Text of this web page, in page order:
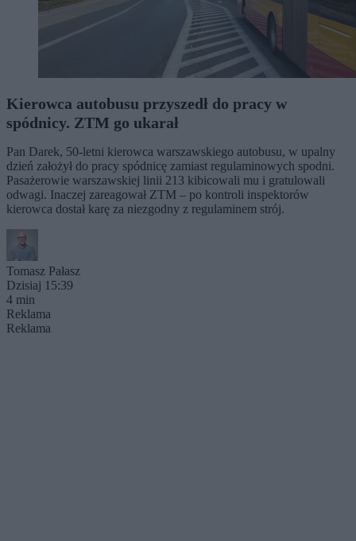
Kierowca autobusu przyszedł do pracy w
spódnicy. ZTM go ukarał
Pan Darek, 50-letni kierowca warszawskiego autobusu, w upalny
dzień założył do pracy spódnicę zamiast regulaminowych spodni.
Pasażerowie warszawskiej linii 213 kibicowali mu i gratulowali
odwagi. Inaczej zareagował ZTM – po kontroli inspektorów
kierowca dostał karę za niezgodny z regulaminem strój.
Tomasz Pałasz
Dzisiaj 15:39
4 min
Reklama
Reklama